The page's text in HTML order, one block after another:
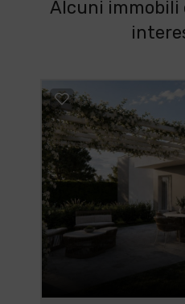
Alcuni immobili